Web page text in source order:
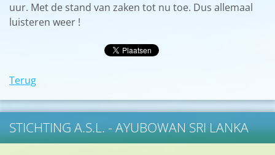
uur. Met de stand van zaken tot nu toe. Dus allemaal
luisteren weer !
Terug
STICHTING A.S.L. - AYUBOWAN SRI LANKA